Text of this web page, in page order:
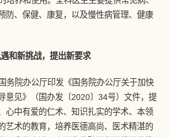
防、保健、康复，以及慢性病管理、健康
和新挑战，提出新要求
务院办公厅印发《国务院办公厅关于加快
意见》（国办发〔2020〕34号）文件，提
心中有爱的仁术、知识扎实的学术、本领
艺术的教育，培养医德高尚、医术精湛的